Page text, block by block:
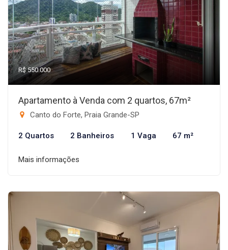
R$ 550.000
Apartamento à Venda com 2 quartos, 67m²
Canto do Forte, Praia Grande-SP
2 Quartos 2 Banheiros 1 Vaga 67 m²
Mais informações